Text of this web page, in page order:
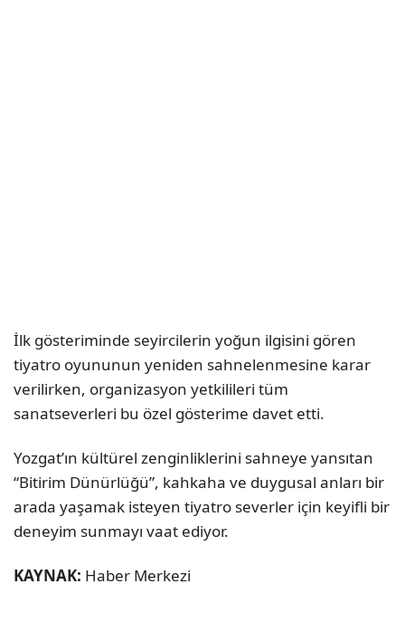
İlk gösteriminde seyircilerin yoğun ilgisini gören
tiyatro oyununun yeniden sahnelenmesine karar
verilirken, organizasyon yetkilileri tüm
sanatseverleri bu özel gösterime davet etti.
Yozgat’ın kültürel zenginliklerini sahneye yansıtan
“Bitirim Dünürlüğü”, kahkaha ve duygusal anları bir
arada yaşamak isteyen tiyatro severler için keyifli bir
deneyim sunmayı vaat ediyor.
KAYNAK: Haber Merkezi